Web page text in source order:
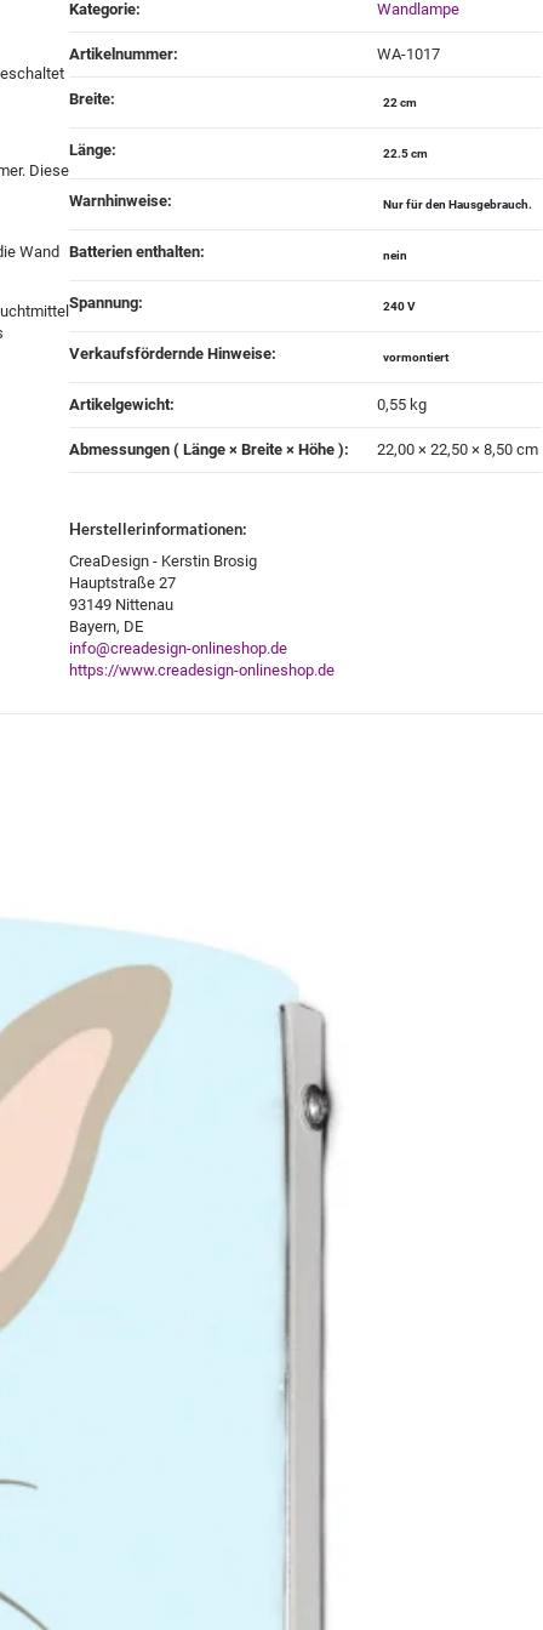
Diese
Wand
Produkteigenschaft
Wert
Kategorie: Wandlampe
Artikelnummer: WA-1017
Breite‍: 22 cm
Länge‍: 22.5 cm
Warnhinweise‍: Nur für den Hausgebrauch.
Batterien enthalten‍: nein
Spannung‍: 240 V
Verkaufsfördernde Hinweise‍: vormontiert
Artikelgewicht‍: 0,55 kg
Abmessungen ( Länge × Breite × Höhe )‍: 22,00 × 22,50 × 8,50 cm
Herstellerinformationen:
CreaDesign - Kerstin Brosig
Hauptstraße 27
93149 Nittenau
Bayern, DE
info@creadesign-onlineshop.de
https://www.creadesign-onlineshop.de